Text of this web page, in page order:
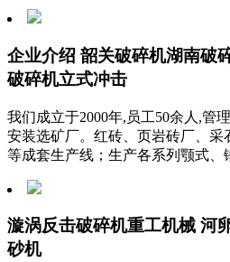
企业介绍 韶关破碎机湖南破
破碎机立式冲击
我们成立于2000年,员工50余人,管
安装选矿厂。红砖、页岩砖厂、
等成套生产线；生产各系列颚式、
漩涡反击破碎机重工机械 河
砂机